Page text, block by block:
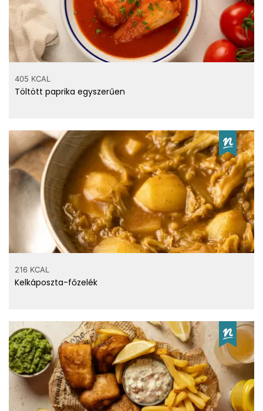
405 KCAL
Töltött paprika egyszerűen
216 KCAL
Kelkáposzta-főzelék